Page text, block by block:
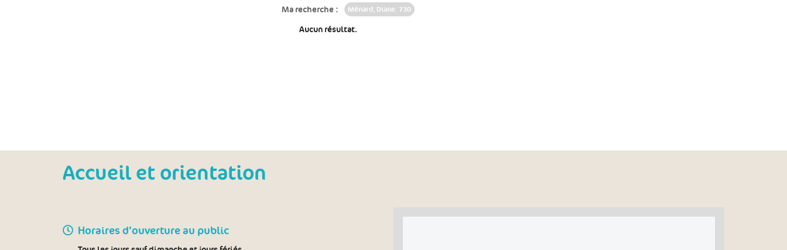
Ma recherche : Ménard, Diane. 730
Aucun résultat.
Accueil et orientation
Horaires d’ouverture au public